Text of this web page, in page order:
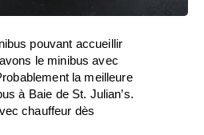
pouvant accueillir
le minibus avec
la meilleure
à Baie de St. Julian’s.
chauffeur dès